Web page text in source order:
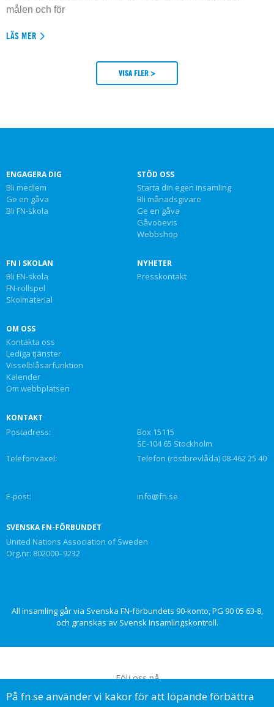
målen och för
LÄS MER
VISA FLER >
ENGAGERA DIG
Bli medlem
Ge en gåva
Bli FN-skola
STÖD OSS
Starta din egen insamling
Bli månadsgivare
Ge en gåva
Gåvobevis
Webbshop
FN I SKOLAN
Bli FN-skola
FN-rollspel
Skolmaterial
NYHETER
Presskontakt
OM OSS
Kontakta oss
Lediga tjänster
Visselblåsarfunktion
Kalender
Om webbplatsen
KONTAKT
Postadress:
Box 15115
SE-104 65 Stockholm
Telefonväxel:
Telefon (röstbrevlåda) 08-462 25 40
E-post: info@fn.se
SVENSKA FN-FÖRBUNDET
United Nations Association of Sweden
Org.nr: 802000–9232
All insamling går via Svenska FN-förbundets 90-konto, PG 90 05 63-8,
och granskas av Svensk Insamlingskontroll.
Följ oss på
På fn.se använder vi kakor för att löpande förbättra